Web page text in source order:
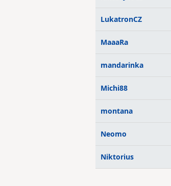
LukatronCZ
MaaaRa
mandarinka
Michi88
montana
Neomo
Niktorius